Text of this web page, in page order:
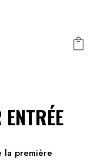

la première